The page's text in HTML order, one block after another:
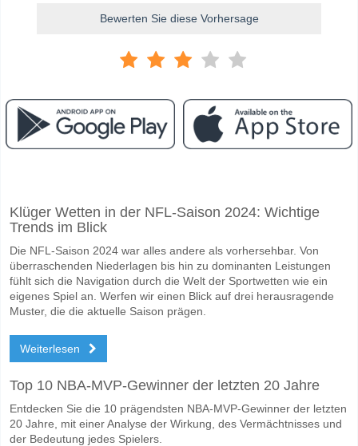
Bewerten Sie diese Vorhersage
Das Spiel zwischen Torino v Sassuolo 08 May 2026 19:45.
Torino für den Gewinner den Spiel, mit einer Wahrscheinlichkeit von
Werden beide Teams im Spiel punkten Torino v
Ja für Beide Teams Erzielen, mit einem Prozentsatz von 58%.
Wofür ist die richtige Ergebnisprognose Torino v
Klüger Wetten in der NFL-Saison 2024: Wichtige
Trends im Blick
Die NFL-Saison 2024 war alles andere als vorhersehbar. Von
überraschenden Niederlagen bis hin zu dominanten Leistungen
fühlt sich die Navigation durch die Welt der Sportwetten wie ein
eigenes Spiel an. Werfen wir einen Blick auf drei herausragende
Muster, die die aktuelle Saison prägen.
Weiterlesen
Top 10 NBA-MVP-Gewinner der letzten 20 Jahre
Entdecken Sie die 10 prägendsten NBA-MVP-Gewinner der letzten
20 Jahre, mit einer Analyse der Wirkung, des Vermächtnisses und
der Bedeutung jedes Spielers.